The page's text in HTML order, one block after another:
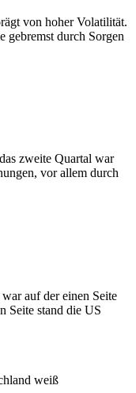
von hoher Volatilität.
gebremst durch Sorgen
zweite Quartal war
vor allem durch
auf der einen Seite
Seite stand die US